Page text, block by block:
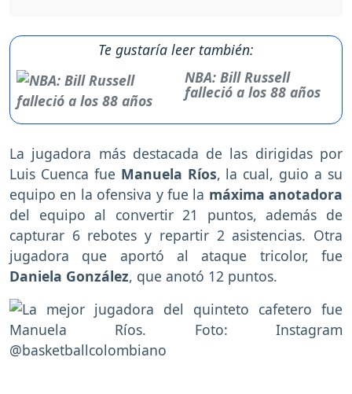
Te gustaría leer también:
NBA: Bill Russell
falleció a los 88 años
La jugadora más destacada de las dirigidas por
Luis Cuenca fue Manuela Ríos, la cual, guio a su
equipo en la ofensiva y fue la máxima anotadora
del equipo al convertir 21 puntos, además de
capturar 6 rebotes y repartir 2 asistencias. Otra
jugadora que aportó al ataque tricolor, fue
Daniela González, que anotó 12 puntos.